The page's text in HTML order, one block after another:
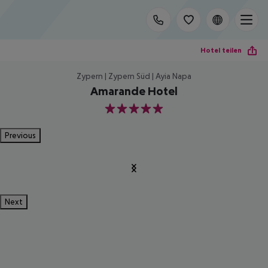
Hotel teilen
Zypern | Zypern Süd | Ayia Napa
Amarande Hotel
5
Previous
Next